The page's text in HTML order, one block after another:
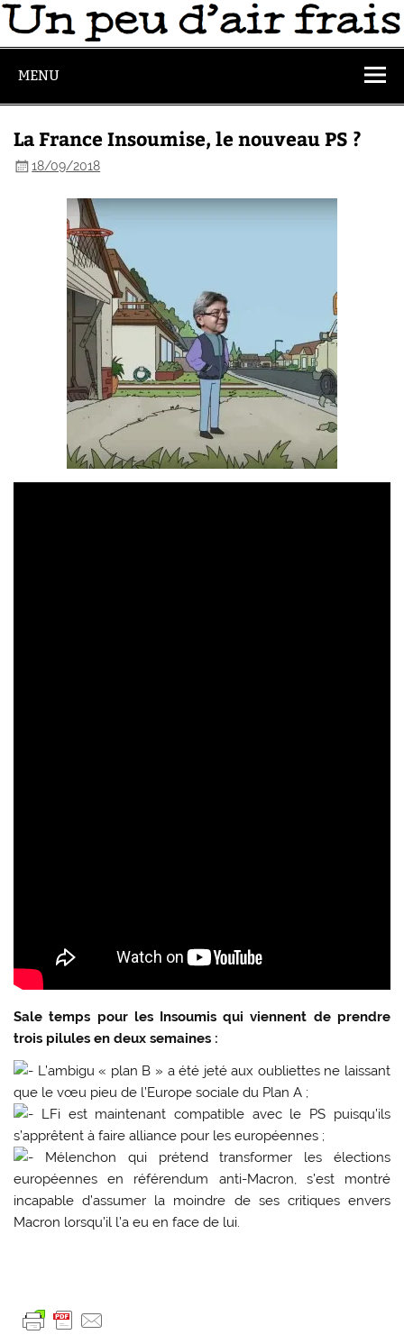
MENU
La France Insoumise, le nouveau PS ?
18/09/2018
Sale temps pour les Insoumis qui viennent de prendre
trois pilules en deux semaines :
L’ambigu « plan B » a été jeté aux oubliettes ne laissant
que le vœu pieu de l’Europe sociale du Plan A ;
LFi est maintenant compatible avec le PS puisqu’ils
s’apprêtent à faire alliance pour les européennes ;
Mélenchon qui prétend transformer les élections
européennes en référendum anti-Macron, s’est montré
incapable d’assumer la moindre de ses critiques envers
Macron lorsqu’il l’a eu en face de lui.